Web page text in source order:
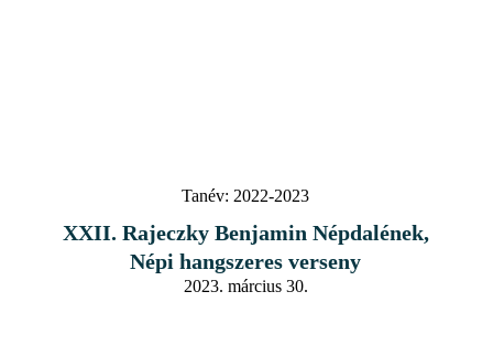
Tanév: 2022-2023
XXII. Rajeczky Benjamin Népdalének,
Népi hangszeres verseny
2023. március 30.